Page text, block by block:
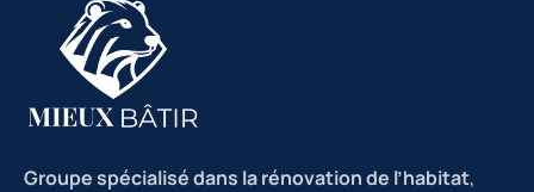
Groupe spécialisé dans la rénovation de l’habitat,